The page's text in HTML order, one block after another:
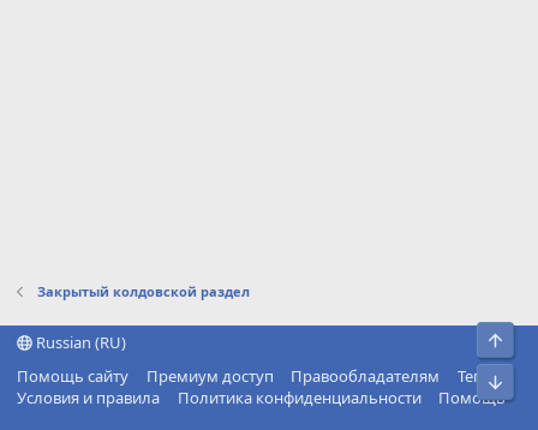
Закрытый колдовской раздел
Russian (RU)
Помощь сайту
Премиум доступ Правообладателям
Теги
Условия и правила
Политика конфиденциальности Помощь